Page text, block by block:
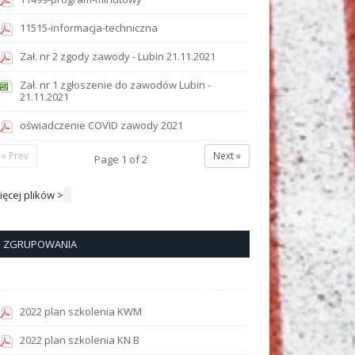
11515-informacja-techniczna
Zał. nr 2 zgody zawody - Lubin 21.11.2021
Zał. nr 1 zgłoszenie do zawodów Lubin -
21.11.2021
oświadczenie COVID zawody 2021
Next »
Page 1 of2
« Prev
plików >
ZGRUPOWANIA
2022 plan szkolenia KWM
2022 plan szkolenia KN B